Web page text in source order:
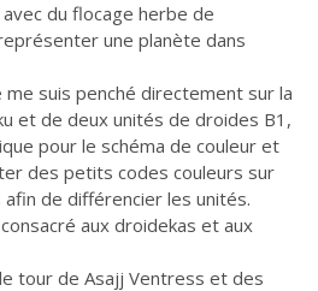
du flocage herbe de
une planète dans
suis penché directement sur la
et de deux unités de droides B1,
pour le schéma de couleur et
des petits codes couleurs sur
de différencier les unités.
aux droidekas et aux
tour de Asajj Ventress et des